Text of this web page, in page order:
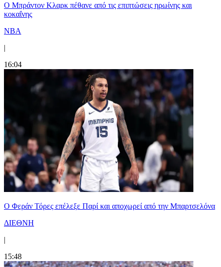
Ο Μπράντον Κλαρκ πέθανε από τις επιπτώσεις ηρωίνης και
κοκαΐνης
NBA
|
16:04
Ο Φεράν Τόρες επέλεξε Παρί και αποχωρεί από την Μπαρτσελόνα
ΔΙΕΘΝΗ
|
15:48